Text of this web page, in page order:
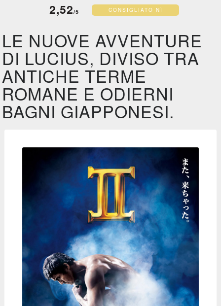
2,52/5 CONSIGLIATO NÌ
LE NUOVE AVVENTURE
DI LUCIUS, DIVISO TRA
ANTICHE TERME
ROMANE E ODIERNI
BAGNI GIAPPONESI.